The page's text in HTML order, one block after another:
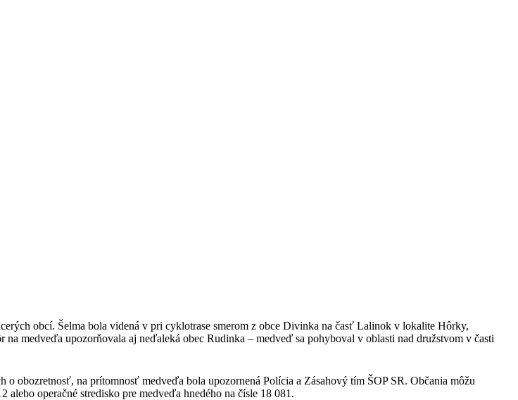
obcí. Šelma bola videná v pri cyklotrase smerom z obce Divinka na časť Lalinok v lokalite Hôrky,
medveďa upozorňovala aj neďaleká obec Rudinka – medveď sa pohyboval v oblasti nad družstvom v časti
obozretnosť, na prítomnosť medveďa bola upozornená Polícia a Zásahový tím ŠOP SR. Občania môžu
operačné stredisko pre medveďa hnedého na čísle 18 081.